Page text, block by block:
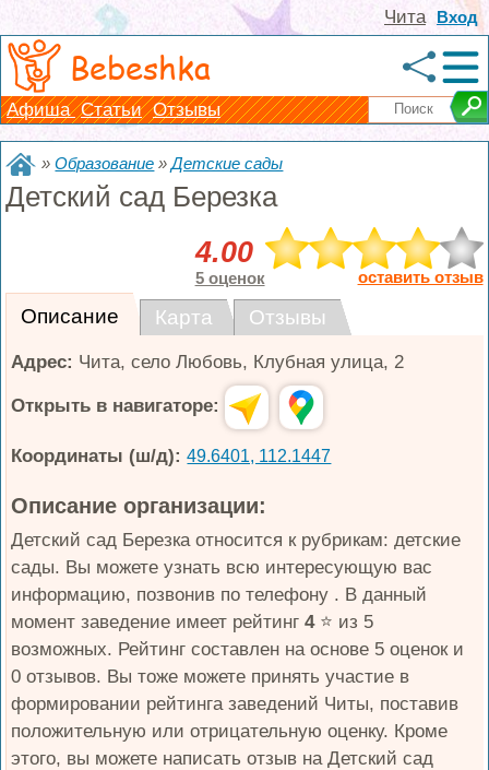
Вход
Чита
Bebeshka
Афиша Статьи Отзывы
»Образование »Детские сады
Детский сад Березка
4.00
5 оценок оставить отзыв
Описание Карта Отзывы
Адрес: Чита,село Любовь, Клубная улица, 2
Открыть в навигаторе:
Координаты (ш/д): 49.6401, 112.1447
Описание организации:
Детский сад Березка относится к рубрикам: детские
сады. Вы можете узнать всю интересующую вас
информацию, позвонив по телефону . В данный
момент заведение имеет рейтинг4⭐️ из 5
возможных. Рейтинг составлен на основе 5 оценок и
0 отзывов. Вы тоже можете принять участие в
формировании рейтинга заведений Читы, поставив
положительную или отрицательную оценку. Кроме
этого, вы можете написать отзыв на Детский сад